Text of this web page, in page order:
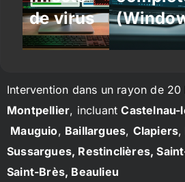
de virus
Intervention dans un rayon de
Montpellier, incluantCastelnau-
Mauguio, Baillargues, Clapiers,
Sussargues, Restinclières,
Saint-Brès, Beaulieu